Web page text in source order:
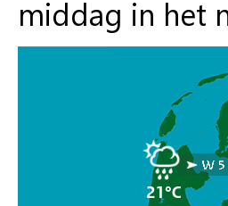
middag in het